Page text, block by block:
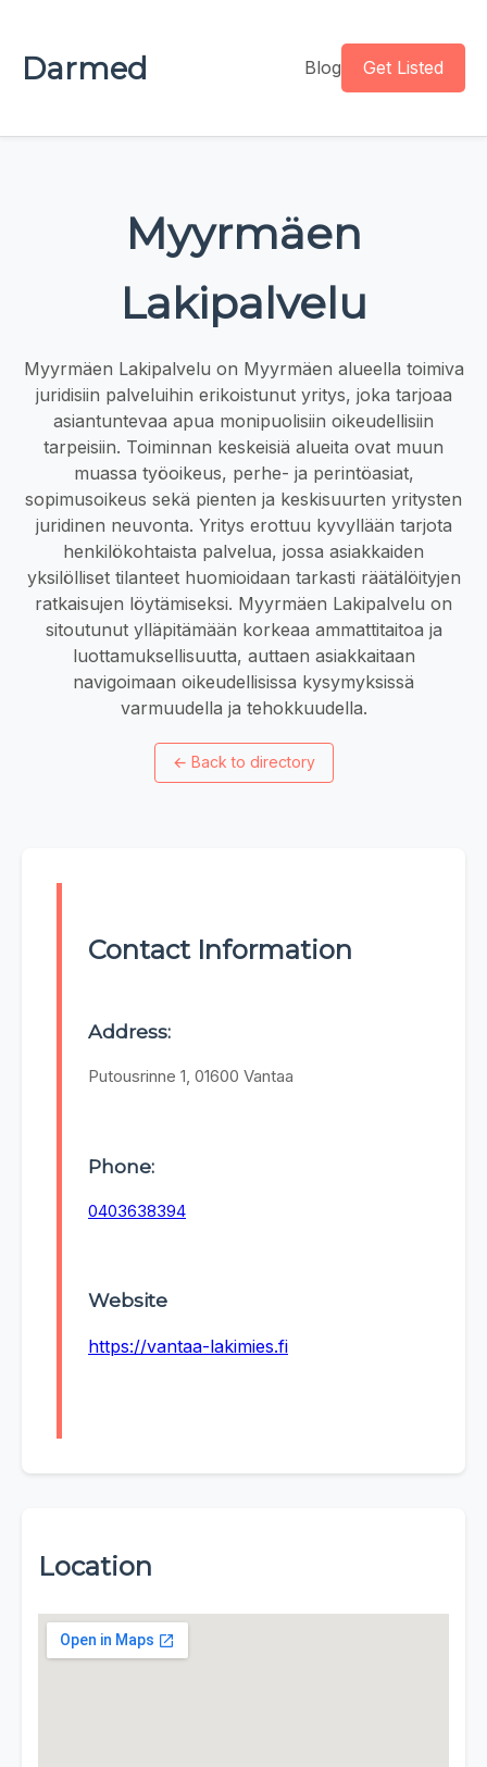
Darmed Blog Get Listed
Myyrmäen
Lakipalvelu
Myyrmäen Lakipalvelu on Myyrmäen alueella toimiva
juridisiin palveluihin erikoistunut yritys, joka tarjoaa
asiantuntevaa apua monipuolisiin oikeudellisiin
tarpeisiin. Toiminnan keskeisiä alueita ovat muun
muassa työoikeus, perhe- ja perintöasiat,
sopimusoikeus sekä pienten ja keskisuurten yritysten
juridinen neuvonta. Yritys erottuu kyvyllään tarjota
henkilökohtaista palvelua, jossa asiakkaiden
yksilölliset tilanteet huomioidaan tarkasti räätälöityjen
ratkaisujen löytämiseksi. Myyrmäen Lakipalvelu on
sitoutunut ylläpitämään korkeaa ammattitaitoa ja
luottamuksellisuutta, auttaen asiakkaitaan
navigoimaan oikeudellisissa kysymyksissä
varmuudella ja tehokkuudella.
← Back to directory
Contact Information
Address:
Putousrinne 1, 01600 Vantaa
Phone:
0403638394
Website
https://vantaa-lakimies.fi
Location